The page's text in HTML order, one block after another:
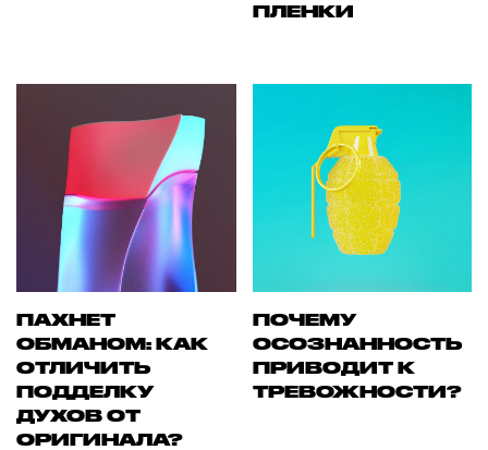
ПЛЕНКИ
ПАХНЕТ
ОБМАНОМ: КАК
ОТЛИЧИТЬ
ПОДДЕЛКУ
ДУХОВ ОТ
ОРИГИНАЛА?
ПОЧЕМУ
ОСОЗНАННОСТЬ
ПРИВОДИТ К
ТРЕВОЖНОСТИ?